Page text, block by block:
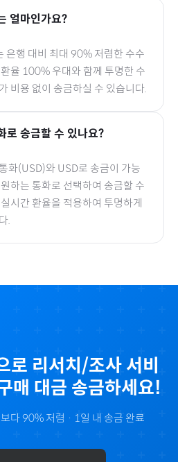
얼마인가요?
은행 대비 최대 90% 저렴한 수수
율 100% 우대와 함께 투명한 수
비용 없이 송금하실 수 있습니다.
로 송금할 수 있나요?
화(USD)와 USD로 송금이 가능
하는 통화로 선택하여 송금할 수
시간 환율을 적용하여 투명하게
.
로 리서치/조사 서비
매 대금 송금하세요!
다 90% 저렴 · 1일 내 송금 완료